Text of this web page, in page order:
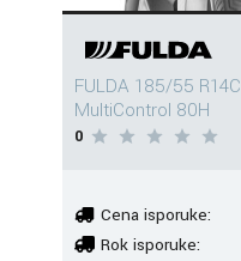
FULDA 185/55 R14C
MultiControl 80H
0
Cena isporuke:
Rok isporuke: